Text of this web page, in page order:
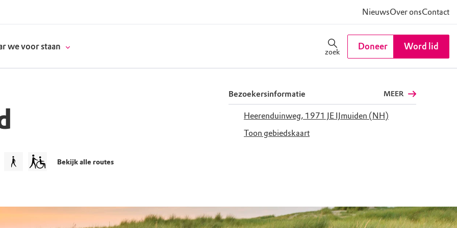
NieuwsOver onsContact
we voor staan
zoek
Doneer Word lid
Bekijk alle routes
Bezoekersinformatie MEER
Heerenduinweg, 1971 JE IJmuiden (NH)
Toon gebiedskaart